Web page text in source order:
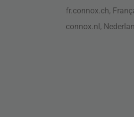
fr.connox.ch,
connox.nl,